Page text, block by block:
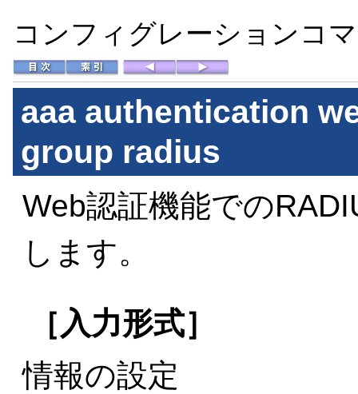
コンフィグレーションコ
aaa authentication
group radius
Web認証機能での
します。
［入力形式］
情報の設定